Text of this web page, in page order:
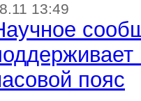
13:49
пояс